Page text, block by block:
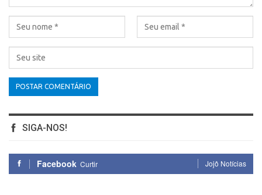
SIGA-NOS!
Facebook Curtir Jojô Notícias